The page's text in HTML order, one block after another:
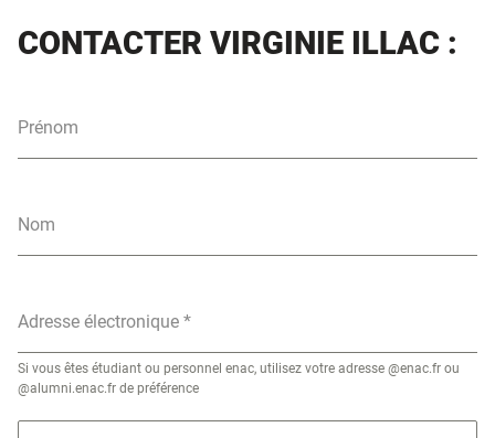
CONTACTER VIRGINIE ILLAC :
Prénom
Nom
Adresse électronique *
Si vous êtes étudiant ou personnel enac, utilisez votre adresse @enac.fr ou
@alumni.enac.fr de préférence